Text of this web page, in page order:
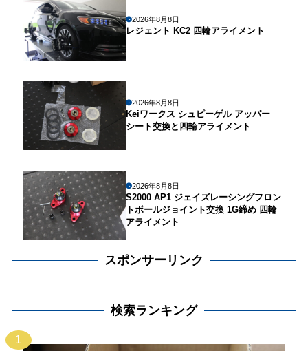
2026年8月8日
レジェント KC2 四輪アライメント
2026年8月8日
Keiワークス シュピーゲル アッパー
シート交換と四輪アライメント
2026年8月8日
S2000 AP1 ジェイズレーシングフロン
トボールジョイント交換 1G締め 四輪
アライメント
スポンサーリンク
検索ランキング
1